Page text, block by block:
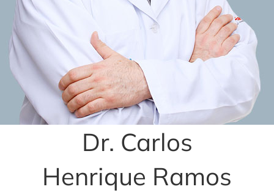
Dr. Carlos
Henrique Ramos